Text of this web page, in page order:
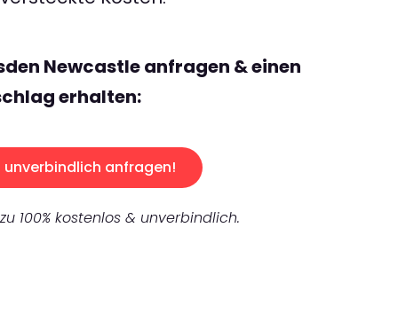
Newcastle anfragen & einen
erhalten:
unverbindlich anfragen!
100% kostenlos & unverbindlich.